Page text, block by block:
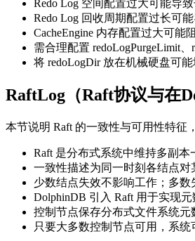
Redo Log 空间配置过大可能导致
Redo Log 回收周期配置过长可
CacheEngine 内存配置过大可能
需合理配置 redoLogPurgeLimit、
将 redoLogDir 放在机械硬盘可能
RaftLog（Raft协议与在
本节说明 Raft 的一致性与可用性特征
Raft 是分布式系统中维持多副本
一致性描述为同一时刻各结点对
少数结点失效不影响工作；多数
DolphinDB 引入 Raft 用于实现元
控制节点保存分布式文件系统元
只要大多数控制节点可用，系统